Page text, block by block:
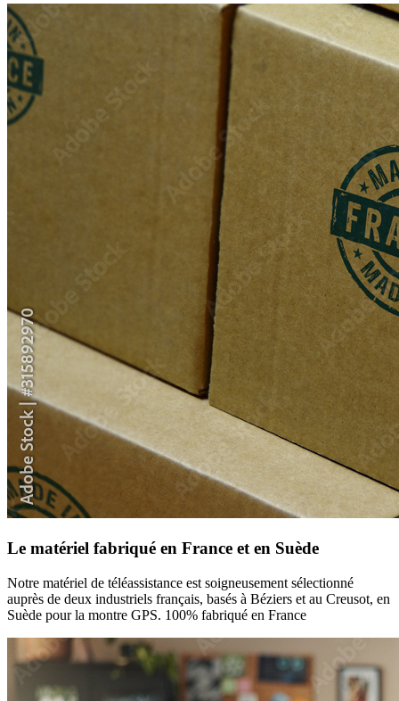
Le matériel fabriqué en France et en Suède
Notre matériel de téléassistance est soigneusement sélectionné
auprès de deux industriels français, basés à Béziers et au Creusot, en
Suède pour la montre GPS. 100% fabriqué en France